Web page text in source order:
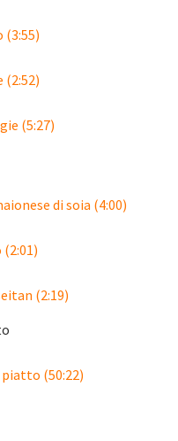
(3:55)
(2:52)
(5:27)
di soia (4:00)
(2:19)
(50:22)